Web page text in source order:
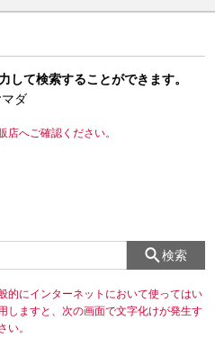
して検索することができます。
ダ
へご確認ください。
検索
的にインターネットにおいて使ってはい
しますと、次の画面で文字化けが発生す
い。